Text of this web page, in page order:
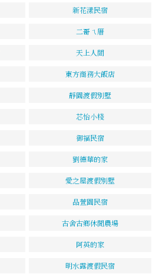
新花漾民宿
二哥ㄟ厝
天上人間
東方商務大飯店
靜園渡假別墅
芯怡小棧
御福民宿
劉德華的家
愛之屋渡假別墅
品萱園民宿
古舍古鄉休閒農場
阿英的家
明水露渡假民宿